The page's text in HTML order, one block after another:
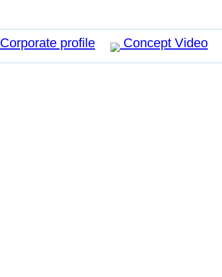
Corporate profile Concept Video